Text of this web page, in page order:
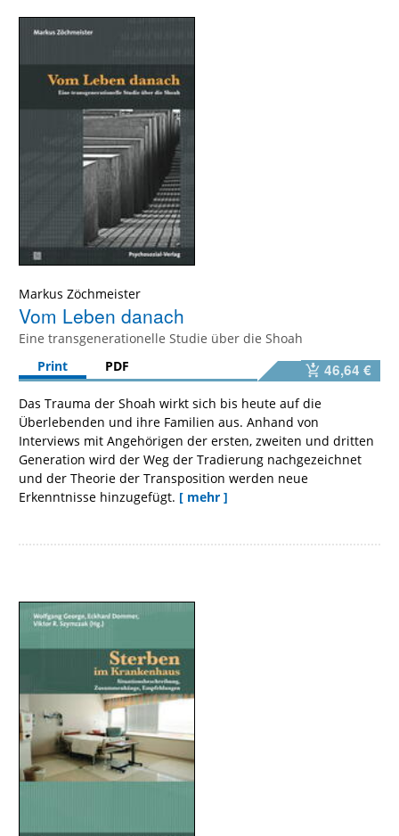
Markus Zöchmeister
Vom Leben danach
Eine transgenerationelle Studie über die Shoah
Print
PDF 46,64 €
Das Trauma der Shoah wirkt sich bis heute auf die
Überlebenden und ihre Familien aus. Anhand von
Interviews mit Angehörigen der ersten, zweiten und dritten
Generation wird der Weg der Tradierung nachgezeichnet
und der Theorie der Transposition werden neue
Erkenntnisse hinzugefügt. [ mehr ]